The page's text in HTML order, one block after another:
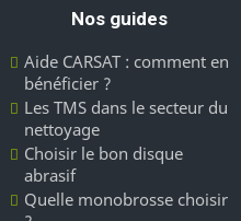
Nos guides
Aide CARSAT : comment en
bénéficier ?
Les TMS dans le secteur du
nettoyage
Choisir le bon disque
abrasif
Quelle monobrosse choisir